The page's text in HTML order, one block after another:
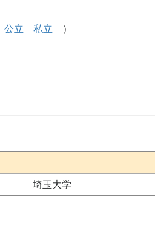
公立 私立 ）
埼玉大学